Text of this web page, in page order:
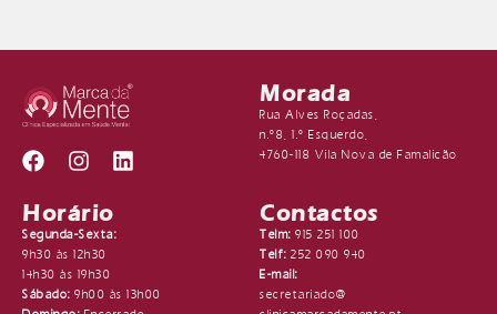
Morada
Rua Alves Roçadas,
n.º8, 1.º Esquerdo,
4760-118 Vila Nova de Famalicão
Horário
Segunda-Sexta:
9h30 às 12h30
14h30 às 19h30
Sábado: 9h00 às 13h00
Contactos
Telm: 915 251 100
Telf: 252 090 940
E-mail:
secretariado@